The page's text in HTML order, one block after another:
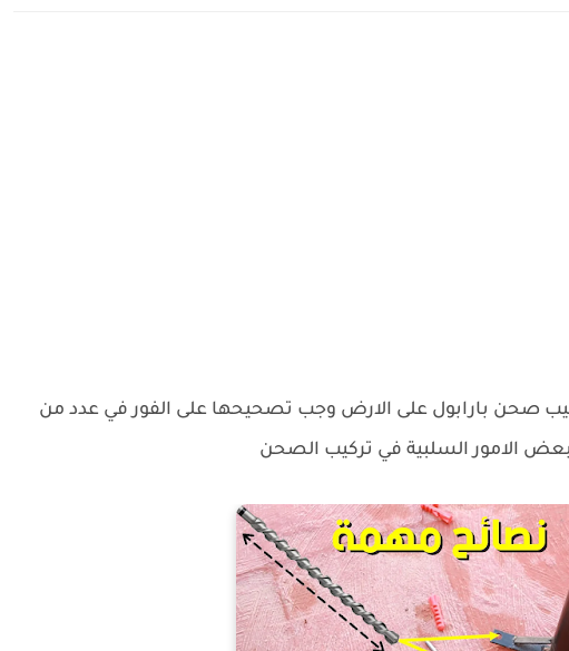
صحن بارابول على الارض وجب تصحيحها على الفور في عدد من
الامور السلبية في تركيب الصحن